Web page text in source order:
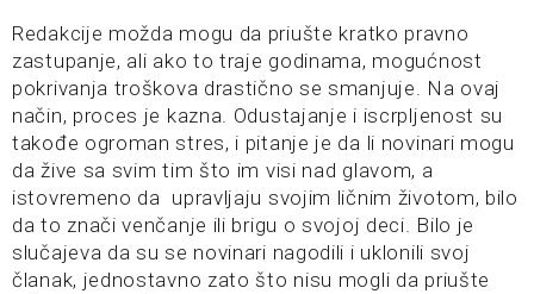
Redakcije možda mogu da priušte kratko pravno
zastupanje, ali ako to traje godinama, mogućnost
pokrivanja troškova drastično se smanjuje. Na ovaj
način, proces je kazna. Odustajanje i iscrpljenost su
takođe ogroman stres, i pitanje je da li novinari mogu
da žive sa svim tim što im visi nad glavom, a
istovremeno da upravljaju svojim ličnim životom, bilo
da to znači venčanje ili brigu o svojoj deci. Bilo je
slučajeva da su se novinari nagodili i uklonili svoj
članak, jednostavno zato što nisu mogli da priušte